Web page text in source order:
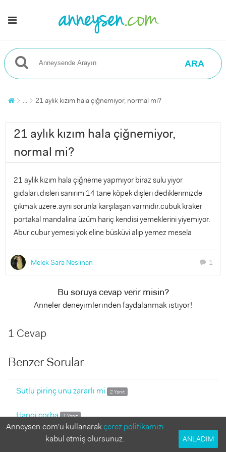
ARA
... 21 aylık kızım hala çiğnemiyor, normal mi?
21 aylık kızım hala çiğnemiyor,
normal mi?
21 aylık kızım hala çiğneme yapmıyor biraz sulu yiyor
gidalari.disleri sanırım 14 tane köpek dişleri dediklerimizde
çıkmak uzere.ayni sorunla karşılaşan varmidir.cubuk kraker
portakal mandalina üzüm hariç kendisi yemeklerini yiyemiyor.
Abur cubur yemesi yok eline büsküvi alıp yemez mesela
Melek Sara Neslihan chat 1
Bu soruya cevap verir misin?
Anneler deneyimlerinden faydalanmak istiyor!
1 Cevap
Benzer Sorular
Sutlu pirinç unu zararlı mi 2 Yanıt
Hangi corba 1 Yanıt
Bebeğim kakasını çok sık yapıyor
Anneysen.com'u kullanarakçerez politikamızı
kabul etmiş olursunuz.
ANLADIM